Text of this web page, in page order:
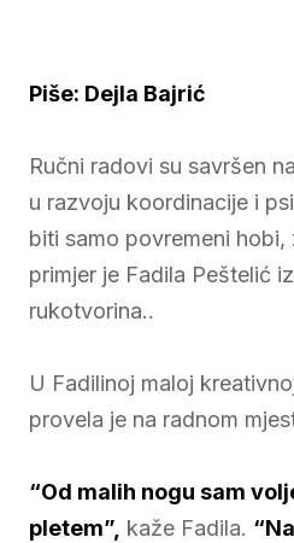
Piše: Dejla Bajrić
Ručni radovi su savršen
u razvoju koordinacije i
biti samo povremeni
primjer je Fadila Peštelić
rukotvorina..
U Fadilinoj maloj
provela je na radnom
“Od malih nogu sam
pletem”, kaže Fadila.